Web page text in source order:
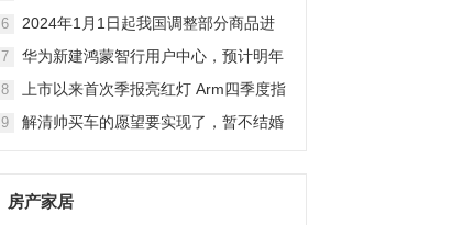
6
2024年1月1日起我国调整部分商品进
7
华为新建鸿蒙智行用户中心，预计明年
8
上市以来首次季报亮红灯 Arm四季度指
9
解清帅买车的愿望要实现了，暂不结婚
房产家居